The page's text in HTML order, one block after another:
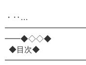
・‥…
━━◆◇◇◆
◆目次◆